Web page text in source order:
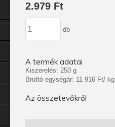
2.979 Ft
db
A termék adatai
Kiszerelés: 250 g
Bruttó egységár: 11 916 Ft/ kg
Az összetevőkről